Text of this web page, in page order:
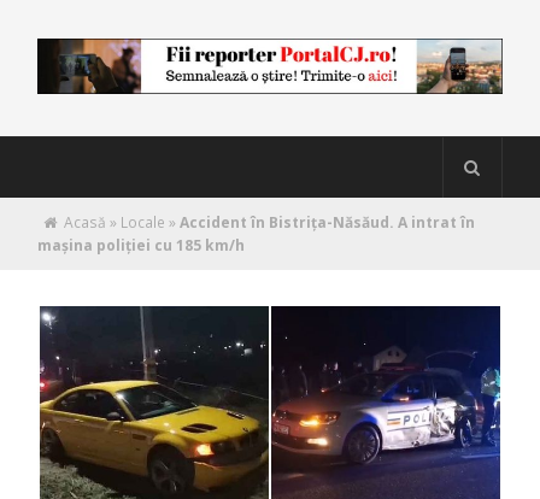
Acasă » Locale »Accident în Bistrița-Năsăud. A intrat în
mașina poliției cu 185 km/h